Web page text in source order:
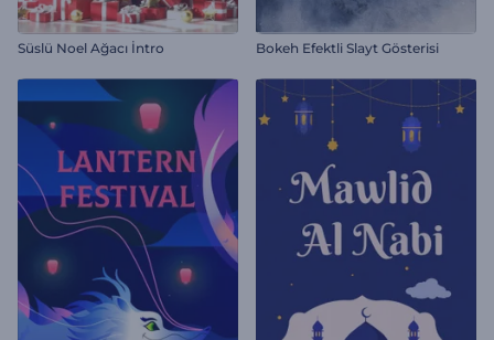
Süslü Noel Ağacı İntro Bokeh Efektli Slayt Gösterisi